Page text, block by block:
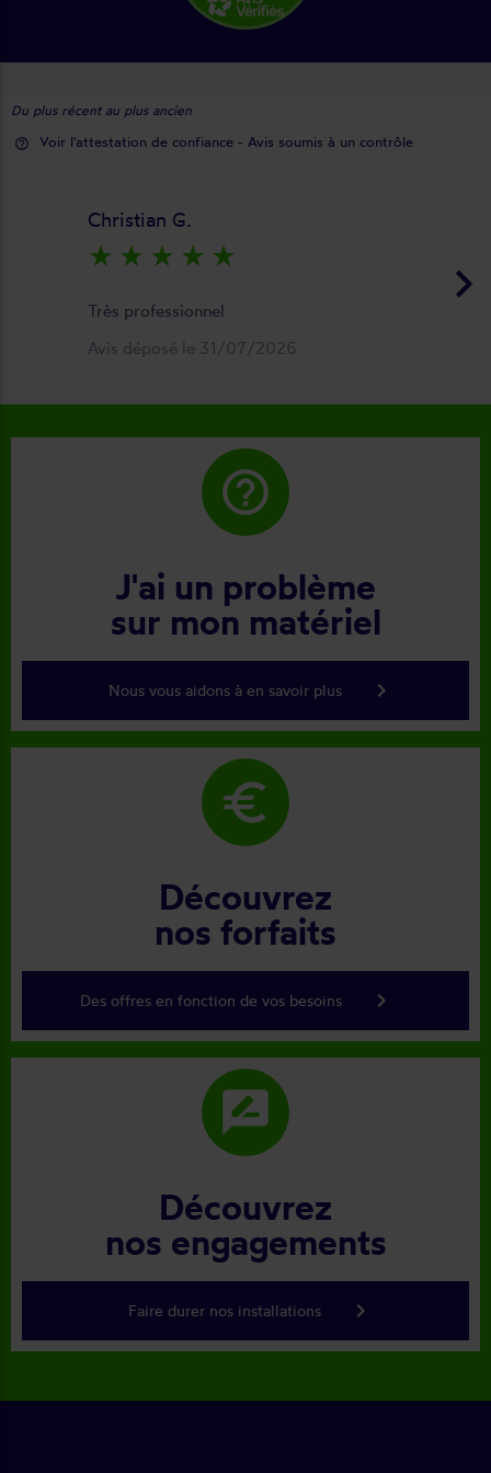
Du plus récent au plus ancien
help_outline Voir l'attestation de confiance - Avis soumis à un contrôle
keyboard_arrow_right
Christian G.
star_rate star_rate star_rate star_rate star_rate
Très professionnel
Avis déposé le 31/07/2026
help_outline
J'ai un problème
sur mon matériel
Nous vous aidons à en savoir plus keyboard_arrow_right
euro
Découvrez
nos forfaits
Des offres en fonction de vos besoins keyboard_arrow_right
rate_review
Découvrez
nos engagements
Faire durer nos installations keyboard_arrow_right